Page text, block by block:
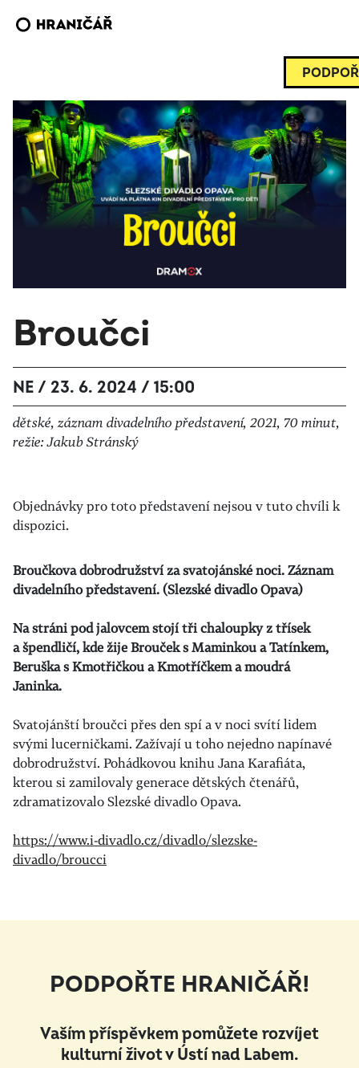
Broučci
NE / 23. 6. 2024 / 15:00
dětské, záznam divadelního představení, 2021, 70 minut,
režie: Jakub Stránský
Objednávky pro toto představení nejsou v tuto chvíli k
dispozici.
Broučkova dobrodružství za svatojánské noci. Záznam
divadelního představení. (Slezské divadlo Opava)
Na stráni pod jalovcem stojí tři chaloupky z třísek
a špendličí, kde žije Brouček s Maminkou a Tatínkem,
Beruška s Kmotřičkou a Kmotříčkem a moudrá
Janinka.
Svatojánští broučci přes den spí a v noci svítí lidem
svými lucerničkami. Zažívají u toho nejedno napínavé
dobrodružství. Pohádkovou knihu Jana Karafiáta,
kterou si zamilovaly generace dětských čtenářů,
zdramatizovalo Slezské divadlo Opava.
https://www.i-divadlo.cz/divadlo/slezske-
divadlo/broucci
PODPOŘTE HRANIČÁŘ!
Vaším příspěvkem pomůžete rozvíjet
kulturní život v Ústí nad Labem.